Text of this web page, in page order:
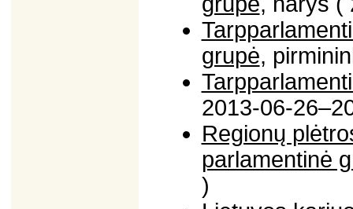
grupė,
2013-06-
Regionų
parlamentinė
)